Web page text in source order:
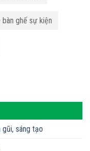
ghế sự kiện
sáng tạo